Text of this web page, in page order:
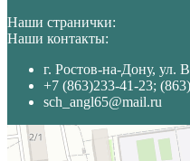
Наши странички:
Наши контакты:
г. Ростов-на-Дону, ул.
+7 (863)233-41-23;
sch_angl65@mail.ru